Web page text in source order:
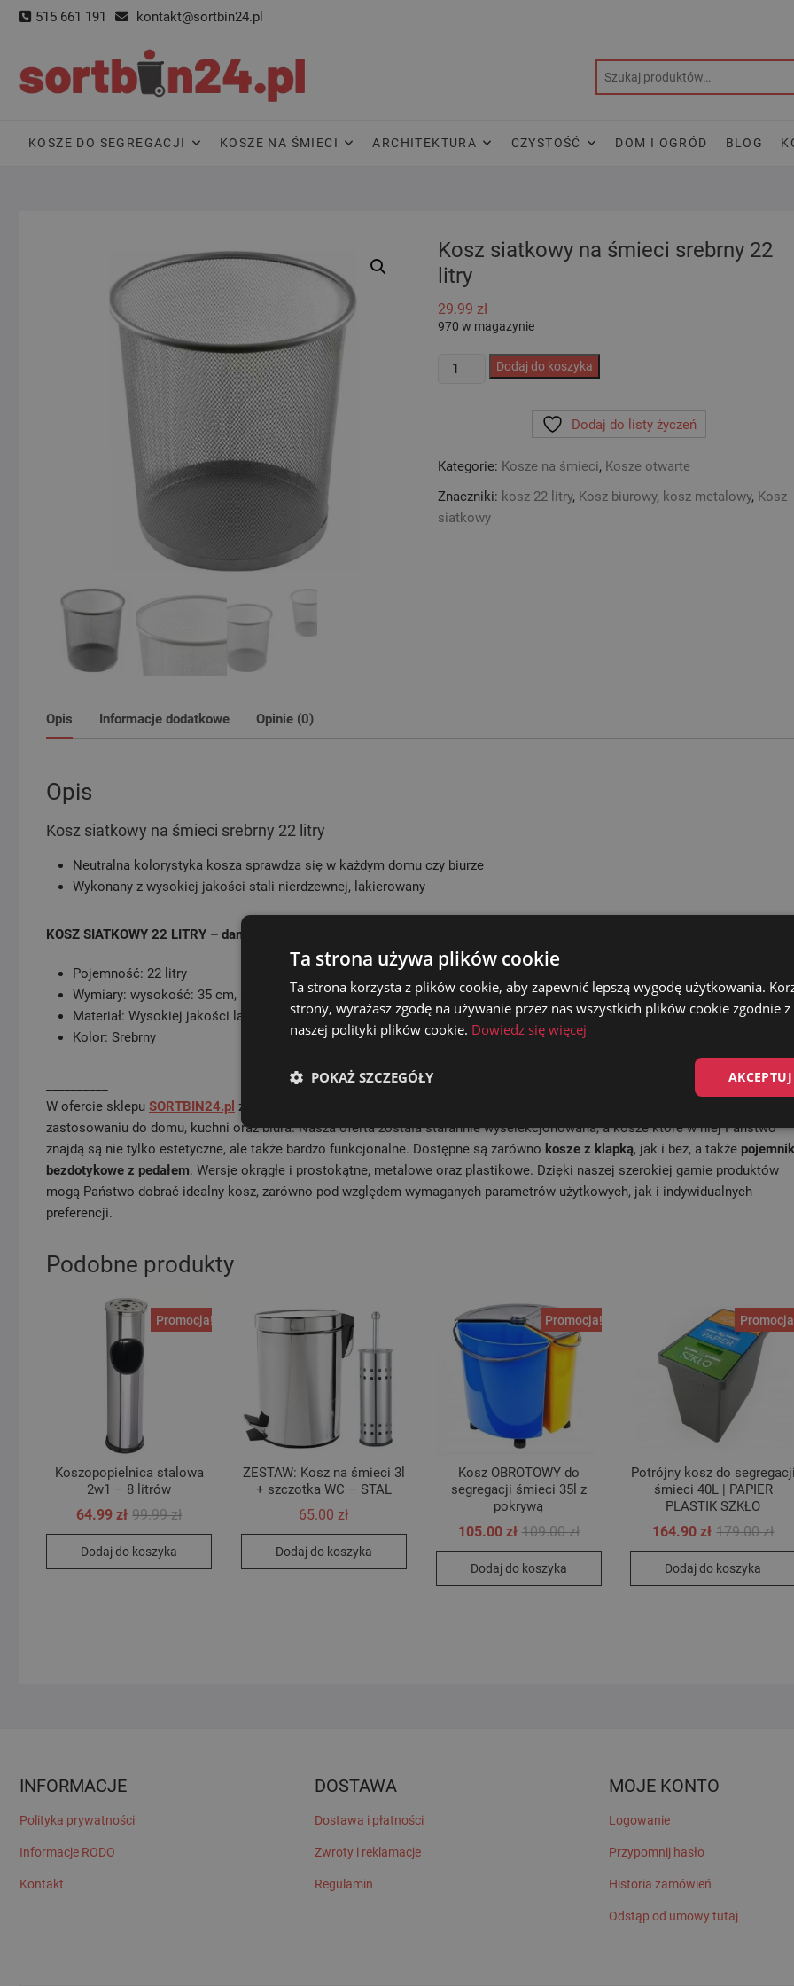
Skip
515 661 191 kontakt@sortbin24.pl
KOSZE DO SEGREGACJI KOSZE NA ŚMIECI ARCHITEKTURA CZYSTOŚĆ DOM I OGRÓD BLOG
Kosz siatkowy na śmieci srebrny 22
litry
29.99 zł
970 w magazynie
ilość
srebrny
22
litry
Dodaj do koszyka
Dodaj do listy życzeń
Kategorie: Kosze na śmieci, Kosze otwarte
Znaczniki: kosz 22 litry, Kosz biurowy, kosz metalowy, Kosz
siatkowy
Opis Informacje dodatkowe Opinie (0)
Opis
Kosz siatkowy na śmieci srebrny 22 litry
Neutralna kolorystyka kosza sprawdza się w każdym domu czy biurze
Wykonany z wysokiej jakości stali nierdzewnej, lakierowany
KOSZ SIATKOWY 22 LITRY – dane techniczne:
Pojemność: 22 litry
Wymiary: wysokość: 35 cm, szerokość na górze: 28,5 cm, szerokość na dole: 23,5 cm
Materiał: Wysokiej jakości lakierowana stal nierdzewna
Kolor: Srebrny
W ofercie sklepu SORTBIN24.pl znajdą Państwo
zastosowaniu do domu, kuchni oraz biura. Nasza oferta została starannie wyselekcjonowana, a kosze które w niej Państwo
znajdą są nie tylko estetyczne, ale także bardzo funkcjonalne. Dostępne są zarówno kosze z klapką, jak i bez, a także
bezdotykowe z pedałem. Wersje okrągłe i prostokątne, metalowe oraz plastikowe. Dzięki naszej szerokiej gamie produktów
mogą Państwo dobrać idealny kosz, zarówno pod względem wymaganych parametrów użytkowych, jak i indywidualnych
preferencji.
Podobne produkty
Promocja!
Koszopopielnica stalowa
2w1 – 8 litrów
99.99złPierwotna
64.99zł
Aktualna
Dodaj do koszyka
ZESTAW: Kosz na śmieci 3l
+ szczotka WC – STAL
65.00zł
Dodaj do koszyka
Promocja!
Kosz OBROTOWY do
segregacji śmieci 35l z
pokrywą
109.00złPierwotna
105.00 zł
Aktualna
Dodaj do koszyka
Potrójny kosz do segregacji
śmieci 40L | PAPIER
PLASTIK SZKŁO
179.00zł
164.90zł
Dodaj do koszyka
INFORMACJE
Polityka prywatności
Informacje RODO
Kontakt
DOSTAWA
Dostawa i płatności
Zwroty i reklamacje
Regulamin
MOJE KONTO
Logowanie
Przypomnij hasło
Historia zamówień
Odstąp od umowy tutaj
Ta strona używa plików cookie
Ta strona korzysta z plików cookie, aby zapewnić lepszą wygodę użytkowania.
strony, wyrażasz zgodę na używanie przez nas wszystkich plików cookie zgodnie
naszej polityki plików cookie. Dowiedz się więcej
POKAŻ SZCZEGÓŁY